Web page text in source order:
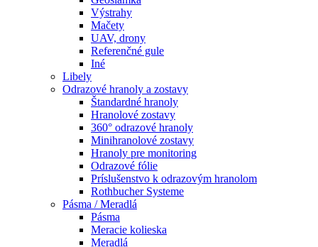
Výstrahy
Mačety
UAV, drony
Referenčné gule
Iné
Libely
Odrazové hranoly a zostavy
Štandardné hranoly
Hranolové zostavy
360° odrazové hranoly
Minihranolové zostavy
Hranoly pre monitoring
Odrazové fólie
Príslušenstvo k odrazovým hranolom
Rothbucher Systeme
Pásma / Meradlá
Pásma
Meracie kolieska
Meradlá